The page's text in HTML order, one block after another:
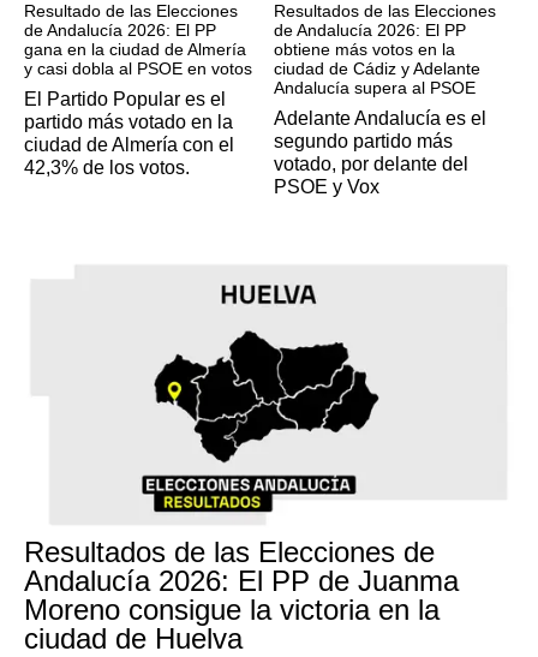
Resultado de las Elecciones
de Andalucía 2026: El PP
gana en la ciudad de Almería
y casi dobla al PSOE en votos
El Partido Popular es el
partido más votado en la
ciudad de Almería con el
42,3% de los votos.
Resultados de las Elecciones
de Andalucía 2026: El PP
obtiene más votos en la
ciudad de Cádiz y Adelante
Andalucía supera al PSOE
Adelante Andalucía es el
segundo partido más
votado, por delante del
PSOE y Vox
Resultados de las Elecciones de
Andalucía 2026: El PP de Juanma
Moreno consigue la victoria en la
ciudad de Huelva